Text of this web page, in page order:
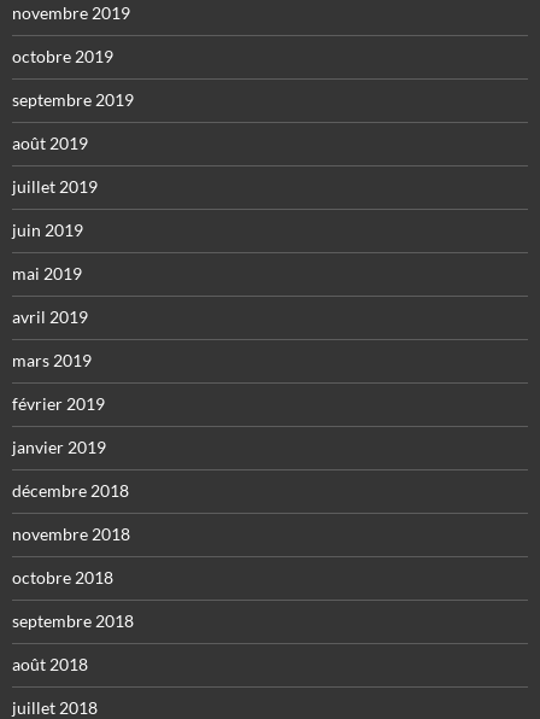
novembre 2019
octobre 2019
septembre 2019
août 2019
juillet 2019
juin 2019
mai 2019
avril 2019
mars 2019
février 2019
janvier 2019
décembre 2018
novembre 2018
octobre 2018
septembre 2018
août 2018
juillet 2018